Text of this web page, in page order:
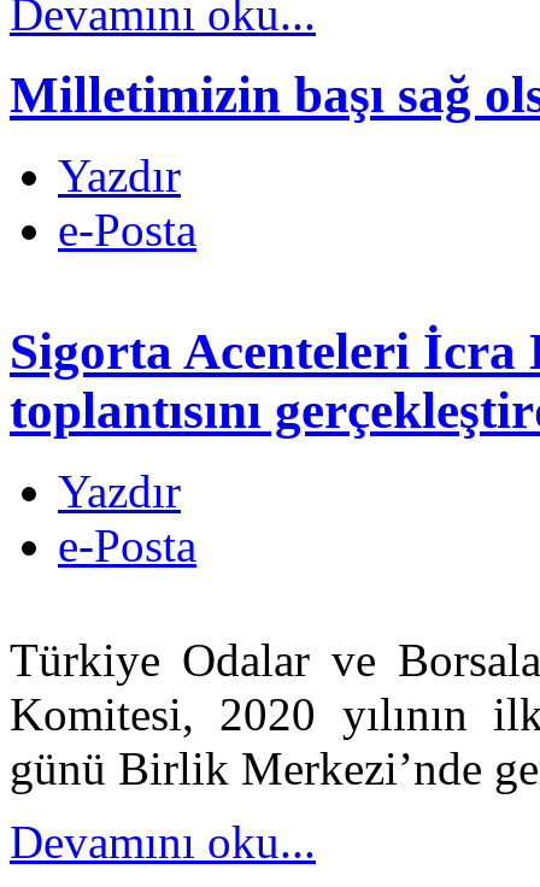
Devamını oku...
Milletimizin başı sağ
Yazdır
e-Posta
Sigorta Acenteleri İcra
toplantısını
Yazdır
e-Posta
Türkiye Odalar ve
Komitesi, 2020 yılının
günü Birlik Merkezi’nde
Devamını oku...